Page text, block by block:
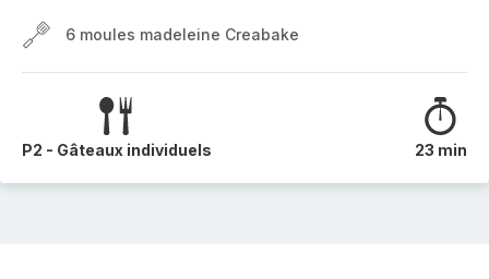
6 moules madeleine Creabake
P2 - Gâteaux individuels 23 min